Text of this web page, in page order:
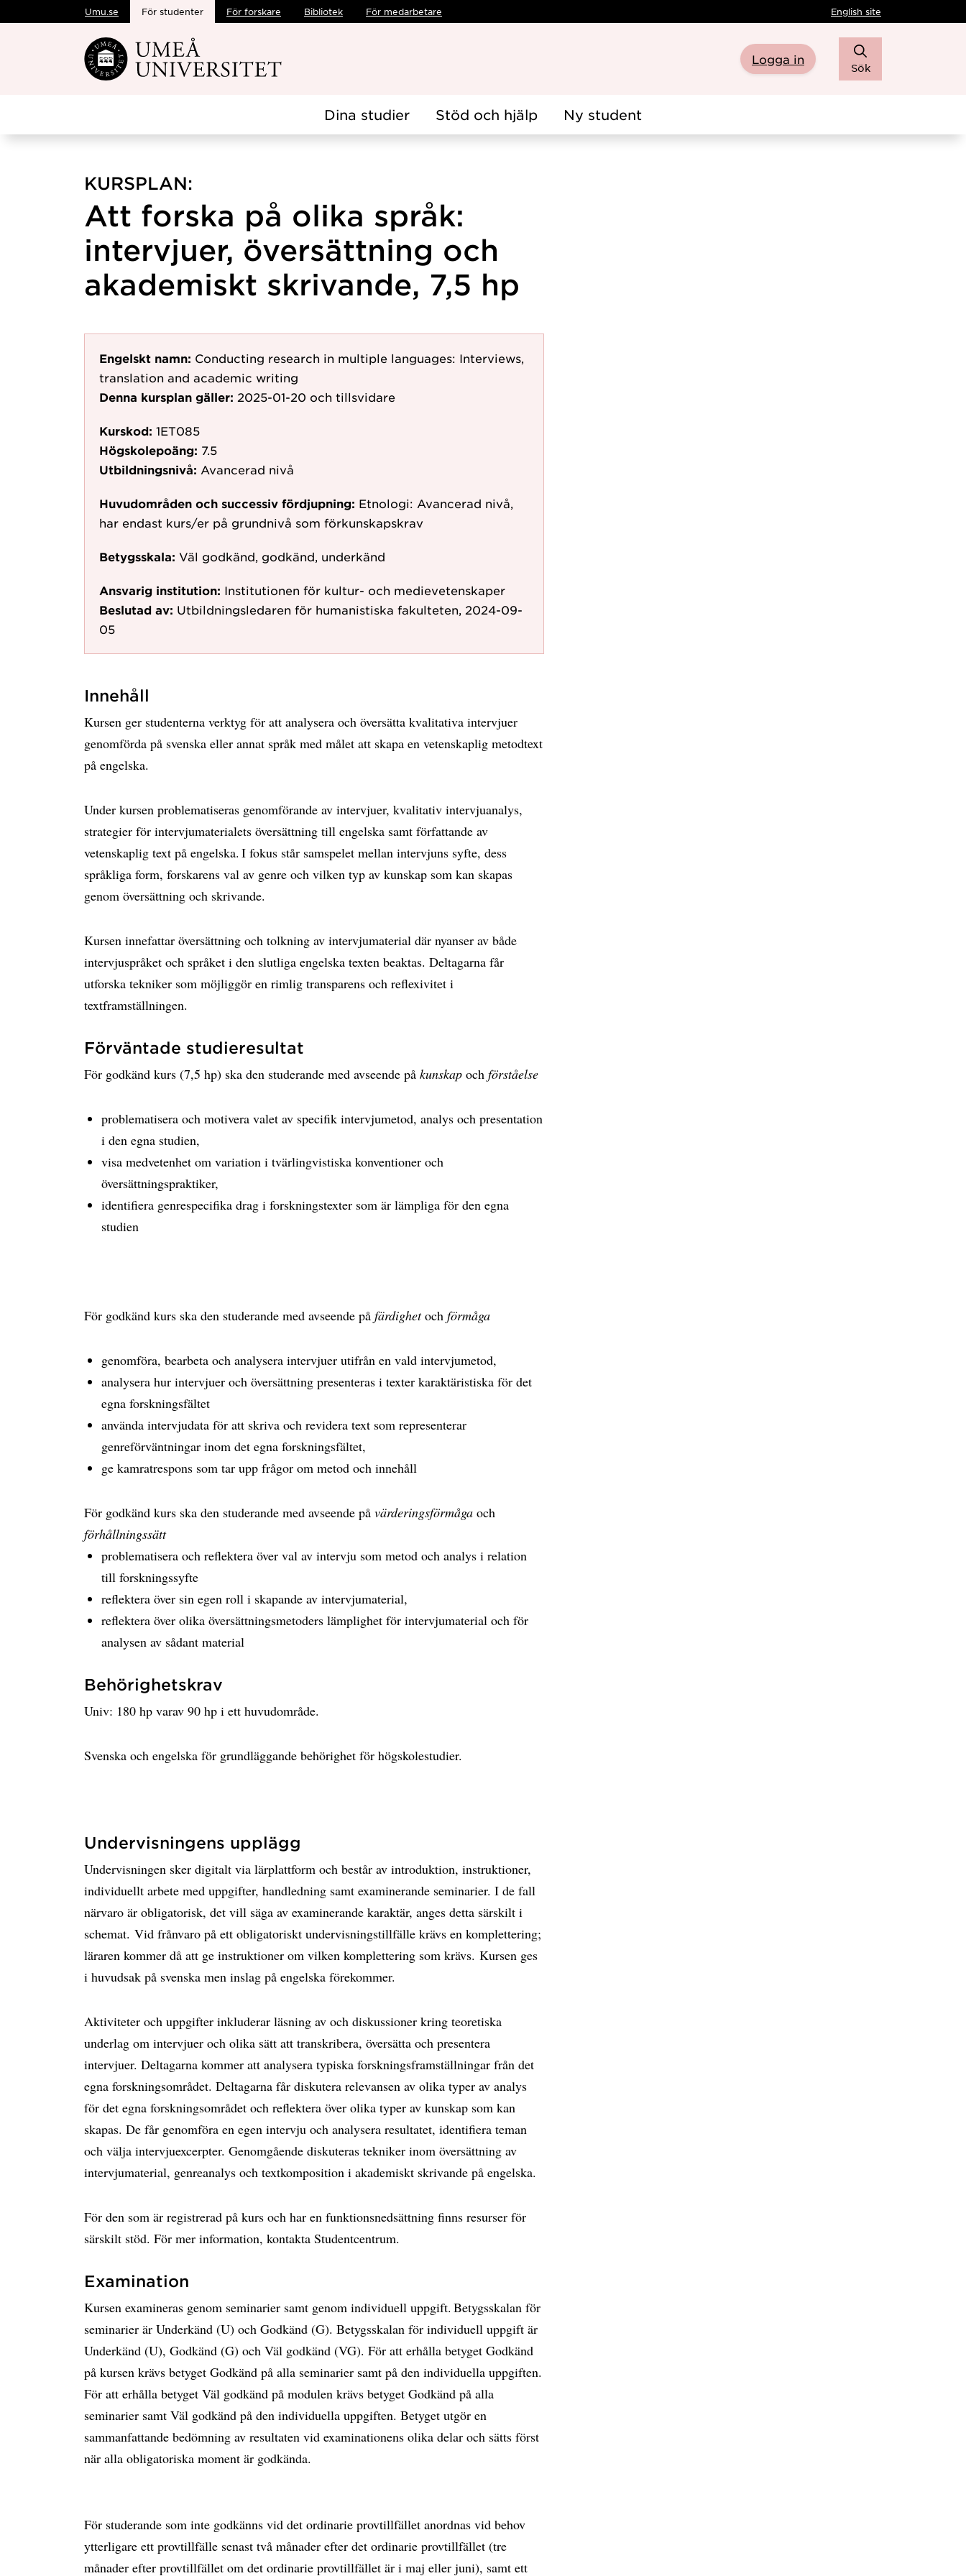
Hoppa direkt till innehållet
Umu.se För studenter För forskare Bibliotek För medarbetare English site
Logga in
Sök
Dina studier Stöd och hjälp Ny student
KURSPLAN:
Att forska på olika språk:
intervjuer, översättning och
akademiskt skrivande, 7,5 hp
Engelskt namn: Conducting research in multiple languages: Interviews,
translation and academic writing
Denna kursplan gäller: 2025-01-20 och tillsvidare
Kurskod: 1ET085
Högskolepoäng: 7.5
Utbildningsnivå: Avancerad nivå
Huvudområden och successiv fördjupning: Etnologi: Avancerad nivå,
har endast kurs/er på grundnivå som förkunskapskrav
Betygsskala: Väl godkänd, godkänd, underkänd
Ansvarig institution: Institutionen för kultur- och medievetenskaper
Beslutad av: Utbildningsledaren för humanistiska fakulteten, 2024-09-
05
Innehåll
Kursen ger studenterna verktyg för att analysera och översätta kvalitativa intervjuer
genomförda på svenska eller annat språk med målet att skapa en vetenskaplig metodtext
på engelska.
Under kursen problematiseras genomförande av intervjuer, kvalitativ intervjuanalys,
strategier för intervjumaterialets översättning till engelska samt författande av
vetenskaplig text på engelska. I fokus står samspelet mellan intervjuns syfte, dess
språkliga form, forskarens val av genre och vilken typ av kunskap som kan skapas
genom översättning och skrivande.
Kursen innefattar översättning och tolkning av intervjumaterial där nyanser av både
intervjuspråket och språket i den slutliga engelska texten beaktas. Deltagarna får
utforska tekniker som möjliggör en rimlig transparens och reflexivitet i
textframställningen.
Förväntade studieresultat
För godkänd kurs (7,5 hp) ska den studerande med avseende på kunskap och förståelse
problematisera och motivera valet av specifik intervjumetod, analys och presentation
i den egna studien,
visa medvetenhet om variation i tvärlingvistiska konventioner och
översättningspraktiker,
identifiera genrespecifika drag i forskningstexter som är lämpliga för den egna
studien
För godkänd kurs ska den studerande med avseende på färdighetoch förmåga
genomföra, bearbeta och analysera intervjuer utifrån en vald intervjumetod,
analysera hur intervjuer och översättning presenteras i texter karaktäristiska för det
egna forskningsfältet
använda intervjudata för att skriva och revidera text som representerar
genreförväntningar inom det egna forskningsfältet,
ge kamratrespons som tar upp frågor om metod och innehåll
För godkänd kurs ska den studerande med avseende på värderingsförmåga och
förhållningssätt
problematisera och reflektera över val av intervju som metod och analys i relation
till forskningssyfte
reflektera över sin egen roll i skapande av intervjumaterial,
reflektera över olika översättningsmetoders lämplighet för intervjumaterial och för
analysen av sådant material
Behörighetskrav
Univ: 180 hp varav 90 hp i ett huvudområde.
Svenska och engelska för grundläggande behörighet för högskolestudier.
Undervisningens upplägg
Undervisningen sker digitalt via lärplattform och består av introduktion, instruktioner,
individuellt arbete med uppgifter, handledning samt examinerande seminarier. I de fall
närvaro är obligatorisk, det vill säga av examinerande karaktär, anges detta särskilt i
schemat. Vid frånvaro på ett obligatoriskt undervisningstillfälle krävs en komplettering;
läraren kommer då att ge instruktioner om vilken komplettering som krävs. Kursen ges
i huvudsak på svenska men inslag på engelska förekommer.
Aktiviteter och uppgifter inkluderar läsning av och diskussioner kring teoretiska
underlag om intervjuer och olika sätt att transkribera, översätta och presentera
intervjuer. Deltagarna kommer att analysera typiska forskningsframställningar från det
egna forskningsområdet. Deltagarna får diskutera relevansen av olika typer av analys
för det egna forskningsområdet och reflektera över olika typer av kunskap som kan
skapas. De får genomföra en egen intervju och analysera resultatet, identifiera teman
och välja intervjuexcerpter. Genomgående diskuteras tekniker inom översättning av
intervjumaterial, genreanalys och textkomposition i akademiskt skrivande på engelska.
För den som är registrerad på kurs och har en funktionsnedsättning finns resurser för
särskilt stöd. För mer information, kontakta Studentcentrum.
Examination
Kursen examineras genom seminarier samt genom individuell uppgift. Betygsskalan för
seminarier är Underkänd (U) och Godkänd (G). Betygsskalan för individuell uppgift är
Underkänd (U), Godkänd (G) och Väl godkänd (VG). För att erhålla betyget Godkänd
på kursen krävs betyget Godkänd på alla seminarier samt på den individuella uppgiften.
För att erhålla betyget Väl godkänd på modulen krävs betyget Godkänd på alla
seminarier samt Väl godkänd på den individuella uppgiften. Betyget utgör en
sammanfattande bedömning av resultaten vid examinationens olika delar och sätts först
när alla obligatoriska moment är godkända.
För studerande som inte godkänns vid det ordinarie provtillfället anordnas vid behov
ytterligare ett provtillfälle senast två månader efter det ordinarie provtillfället (tre
månader efter provtillfället om det ordinarie provtillfället är i maj eller juni), samt ett